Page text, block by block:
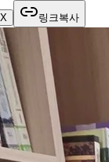
X 링크복사